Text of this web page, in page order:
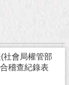
社會局權管部
稽查紀錄表